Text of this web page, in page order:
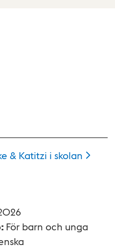
& Katitzi i skolan
: För barn och unga